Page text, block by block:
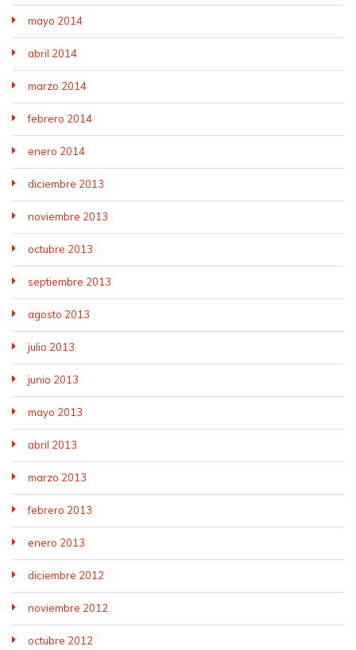
mayo 2014
abril 2014
marzo 2014
febrero 2014
enero 2014
diciembre 2013
noviembre 2013
octubre 2013
septiembre 2013
agosto 2013
julio 2013
junio 2013
mayo 2013
abril 2013
marzo 2013
febrero 2013
enero 2013
diciembre 2012
noviembre 2012
octubre 2012